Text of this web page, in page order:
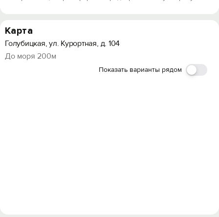
Карта
Голубицкая, ул. Курортная, д. 104
До моря 200м
Показать варианты рядом